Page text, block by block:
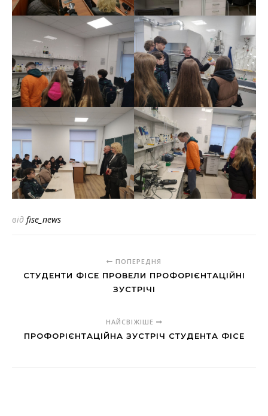
від fise_news
ПОПЕРЕДНЯ
СТУДЕНТИ ФІСЕ ПРОВЕЛИ ПРОФОРІЄНТАЦІЙНІ
ЗУСТРІЧІ
НАЙСВІЖІШЕ
ПРОФОРІЄНТАЦІЙНА ЗУСТРІЧ СТУДЕНТА ФІСЕ